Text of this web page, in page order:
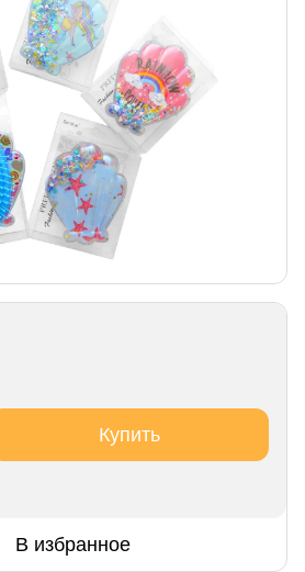
Купить
В избранное